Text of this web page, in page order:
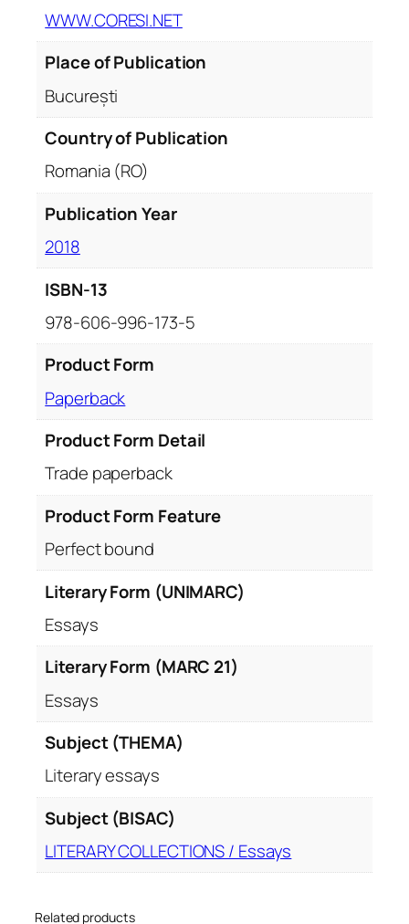
n
t
WWW.CORESI.NET
Place of Publication
București
Country of Publication
Romania (RO)
Publication Year
2018
ISBN-13
978-606-996-173-5
Product Form
Paperback
Product Form Detail
Trade paperback
Product Form Feature
Perfect bound
Literary Form (UNIMARC)
Essays
Literary Form (MARC 21)
Essays
Subject (THEMA)
Literary essays
Subject (BISAC)
LITERARY COLLECTIONS / Essays
Related products